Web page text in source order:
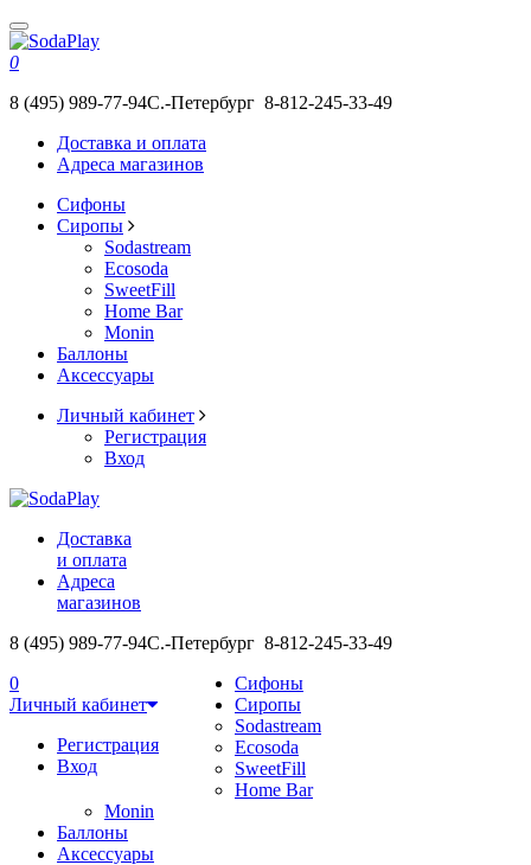
0
8 (495) 989-77-94С.-Петербург 8-812-245-33-49
Доставка и оплата
Адреса магазинов
Сифоны
Сиропы
Sodastream
Ecosoda
SweetFill
Home Bar
Monin
Баллоны
Аксессуары
Личный кабинет
Регистрация
Вход
Доставка
и оплата
Адреса
магазинов
8 (495) 989-77-94С.-Петербург 8-812-245-33-49
0
Личный кабинет
Регистрация
Вход
Сифоны
Сиропы
Sodastream
Ecosoda
SweetFill
Home Bar
Monin
Баллоны
Аксессуары